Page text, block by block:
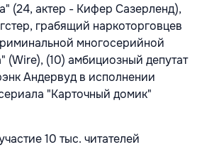
(24, актер - Кифер Сазерленд),
грабящий наркоторговцев
многосерийной
(10) амбициозный депутат
Андервуд в исполнении
"Карточный домик"
10 тыс. читателей